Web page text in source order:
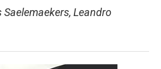
Saelemaekers, Leandro